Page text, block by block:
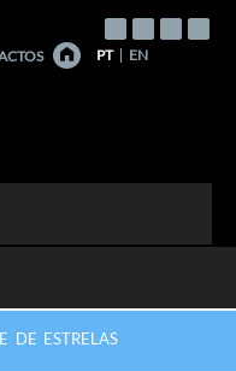
PT EN
DE ESTRELAS